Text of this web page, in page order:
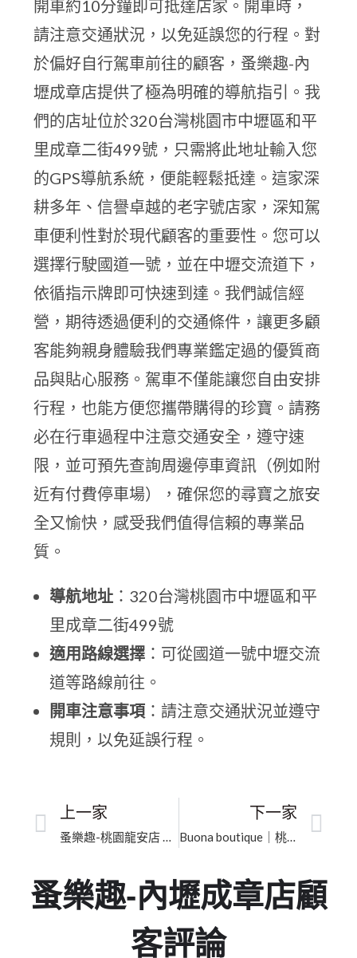
開車約10分鐘即可抵達店家。開車時，
請注意交通狀況，以免延誤您的行程。對
於偏好自行駕車前往的顧客，蚤樂趣-內
壢成章店提供了極為明確的導航指引。我
們的店址位於320台灣桃園市中壢區和平
里成章二街499號，只需將此地址輸入您
的GPS導航系統，便能輕鬆抵達。這家深
耕多年、信譽卓越的老字號店家，深知駕
車便利性對於現代顧客的重要性。您可以
選擇行駛國道一號，並在中壢交流道下，
依循指示牌即可快速到達。我們誠信經
營，期待透過便利的交通條件，讓更多顧
客能夠親身體驗我們專業鑑定過的優質商
品與貼心服務。駕車不僅能讓您自由安排
行程，也能方便您攜帶購得的珍寶。請務
必在行車過程中注意交通安全，遵守速
限，並可預先查詢周邊停車資訊（例如附
近有付費停車場），確保您的尋寶之旅安
全又愉快，感受我們值得信賴的專業品
質。
導航地址 ：320台灣桃園市中壢區和平
里成章二街499號
適用路線選擇 ：可從國道一號中壢交流
道等路線前往。
開車注意事項 ：請注意交通狀況並遵守
規則，以免延誤行程。
上一家
蚤樂趣-桃園龍安店 （星期一公休）｜桃園市高奢包款選購｜透明鑑價
下一家
Buona boutique｜桃園市名牌皮夾買賣｜深耕在地、值得信賴的高奢選物
蚤樂趣-內壢成章店顧
客評論